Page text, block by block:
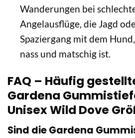
Wanderungen bei
Angelausflüge, die Jagd
Spaziergang mit dem
nass und matschig ist.
FAQ – Häufig
Gardena
Unisex Wild Dove
Sind die Gardena